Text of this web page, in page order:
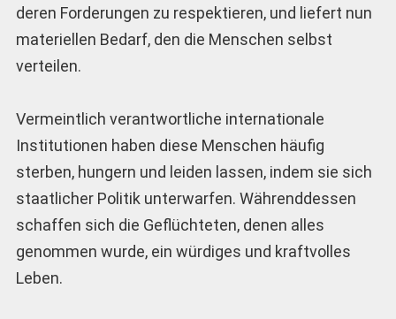
deren Forderungen zu respektieren, und liefert nun
materiellen Bedarf, den die Menschen selbst
verteilen.
Vermeintlich verantwortliche internationale
Institutionen haben diese Menschen häufig
sterben, hungern und leiden lassen, indem sie sich
staatlicher Politik unterwarfen. Währenddessen
schaffen sich die Geflüchteten, denen alles
genommen wurde, ein würdiges und kraftvolles
Leben.